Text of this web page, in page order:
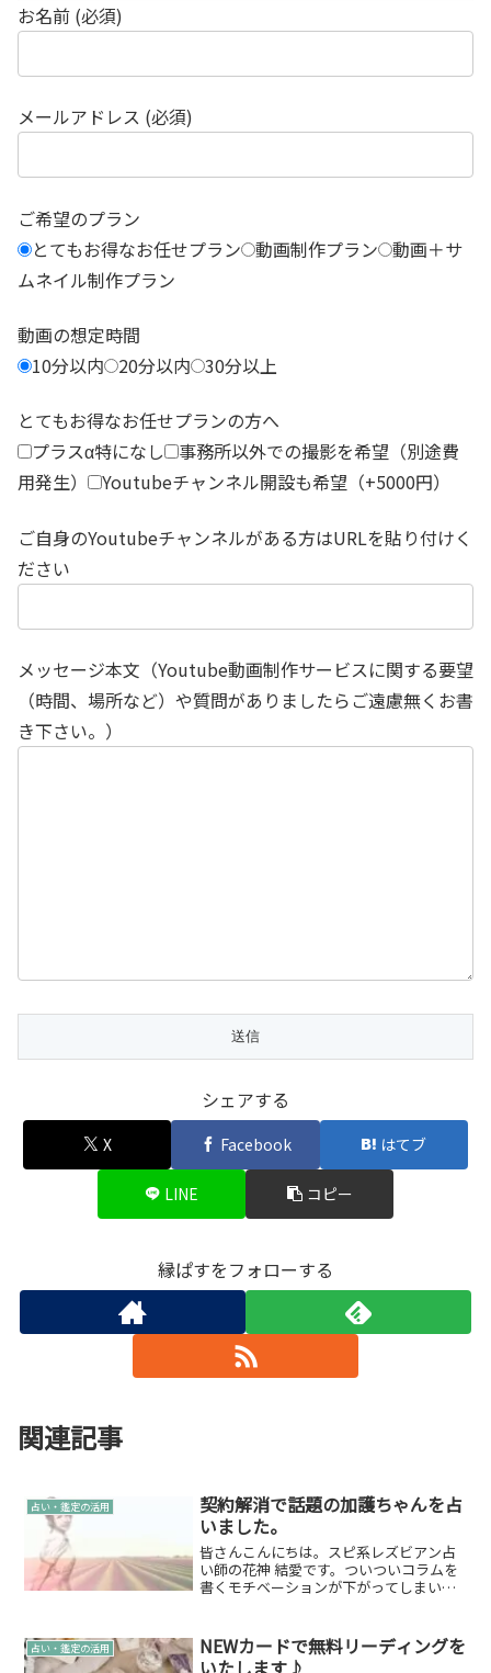
お名前 (必須)
メールアドレス (必須)
ご希望のプラン
とてもお得なお任せプラン 動画制作プラン 動画＋サ
ムネイル制作プラン
動画の想定時間
10分以内
20分以内 30分以上
とてもお得なお任せプランの方へ
プラスα特になし
事務所以外での撮影を希望（別途費
用発生）
Youtubeチャンネル開設も希望（+5000円）
ご自身のYoutubeチャンネルがある方はURLを貼り付けく
ださい
メッセージ本文（Youtube動画制作サービスに関する要望
（時間、場所など）や質問がありましたらご遠慮無くお書
き下さい。）
シェアする
X Facebook はてブ
LINE コピー
縁ぱすをフォローする
関連記事
占い・鑑定の活用
契約解消で話題の加護ちゃんを占
いました。
皆さんこんにちは。スピ系レズビアン占
い師の花神 結愛です。ついついコラムを
書くモチベーションが下がってしまいま
まりモチベーションあがっていない私を
知ってか知らずかスタッ...
占い・鑑定の活用
NEWカードで無料リーディングを
いたします♪